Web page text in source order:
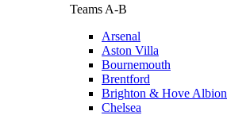
Teams A-B
Arsenal
Aston Villa
Bournemouth
Brentford
Brighton & Hove Albion
Chelsea